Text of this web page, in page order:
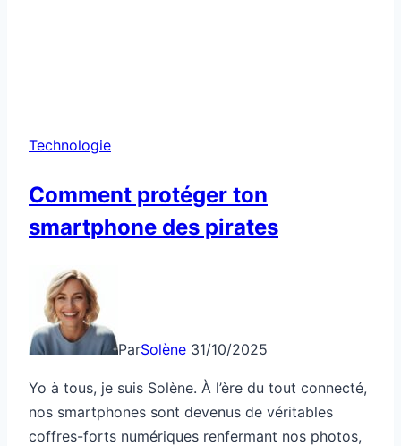
Technologie
Comment protéger ton
smartphone des pirates
ParSolène 31/10/2025
Yo à tous, je suis Solène. À l’ère du tout connecté,
nos smartphones sont devenus de véritables
coffres-forts numériques renfermant nos photos,